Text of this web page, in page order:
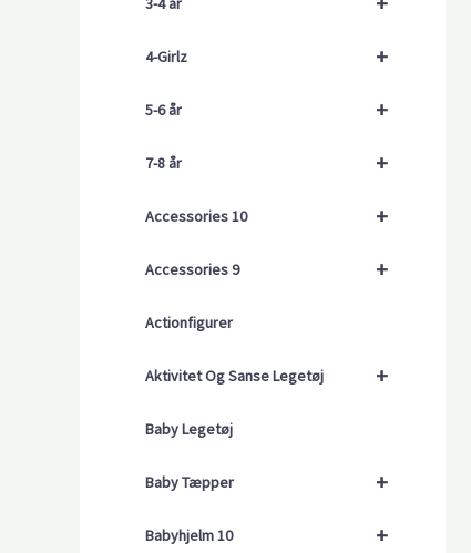
+
4-Girlz
+
5-6 år
+
7-8 år
+
Accessories 10
+
Accessories 9
Actionfigurer
+
Aktivitet Og Sanse Legetøj
Baby Legetøj
+
Baby Tæpper
+
Babyhjelm 10